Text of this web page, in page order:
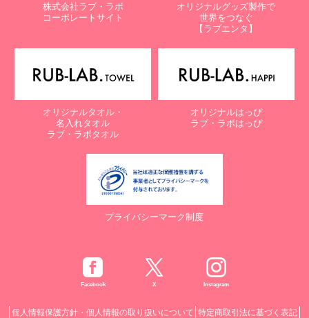
株式会社ラブ・ラボ
コーポレートサイト
オリジナルグッズ製作で
世界をつなぐ
【ラブエンタ】
オリジナルタオル・
名入れタオル
ラブ・ラボタオル
オリジナルはっぴ
ラブ・ラボはっぴ
プライバシーマーク制度
Facebook X Instagram
個人情報保護方針・個人情報の取り扱いについて 特定商取引法に基づく表記